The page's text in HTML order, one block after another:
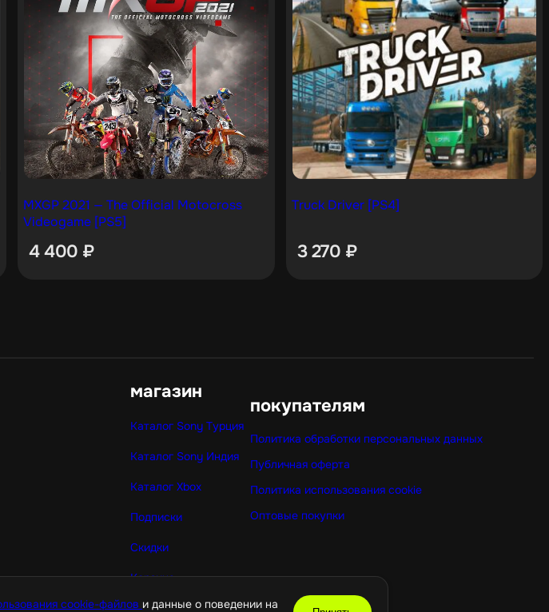
cookie-файлов и данные о поведении на
MXGP 2021 — The Official Motocross
Videogame [PS5]
4 400 ₽
Truck Driver [PS4]
3 270 ₽
магазин
Каталог Sony Турция
Каталог Sony Индия
Каталог Xbox
Подписки
Скидки
Корзина
покупателям
Политика обработки персональных данных
Публичная оферта
Политика использования cookie
Оптовые покупки